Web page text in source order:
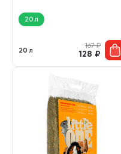
20 л
20 л
167₽
128 ₽